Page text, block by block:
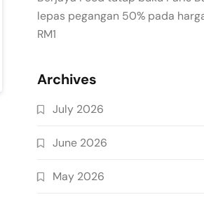
lepas pegangan 50% pada
RM1
Archives
July 2026
June 2026
May 2026